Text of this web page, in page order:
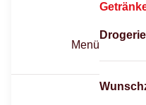
Menü